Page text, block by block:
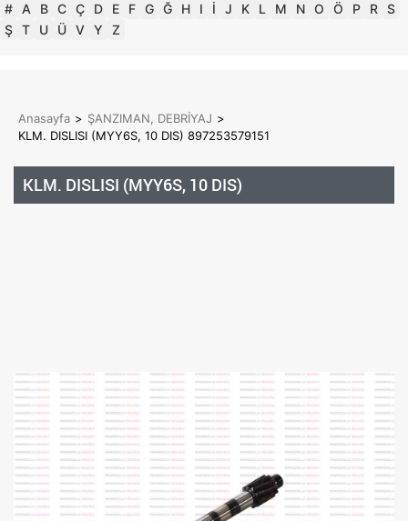
# A B C Ç D E F G Ğ H I İ J K L M N O Ö P R S
Ş T U Ü V Y Z
Anasayfa > ŞANZIMAN, DEBRİYAJ >
KLM. DISLISI (MYY6S, 10 DIS) 897253579151
KLM. DISLISI (MYY6S, 10 DIS)